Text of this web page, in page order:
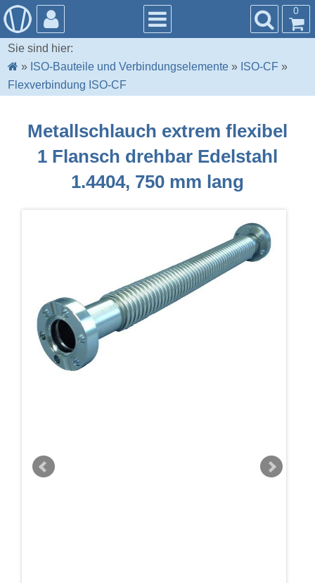
0
Sie sind hier:
» ISO-Bauteile und Verbindungselemente » ISO-CF »
Flexverbindung ISO-CF
Metallschlauch extrem flexibel
1 Flansch drehbar Edelstahl
1.4404, 750 mm lang